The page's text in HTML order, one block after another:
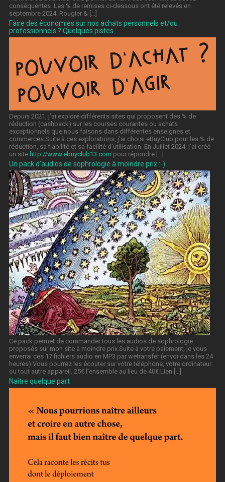
conséquentes. Les % de remises ci-dessous ont été relevés en
septembre 2024. Rougier & […]
Faire des économies sur nos achats personnels et/ou
professionnels ? Quelques pistes…
Depuis 2021, j’ai exploré différents sites qui proposent des % de
réduction (cashback) sur les courses courantes ou achats
exceptionnels que nous faisons dans différentes enseignes et
commerces.Suite à ces explorations, j’ai choisi eBuyClub pour les % de
réduction, sa fiabilité et sa facilité d’utilisation. En Juillet 2024, j’ai créé
un site http://www.ebuyclub13.com pour répondre […]
Un pack d’audios de sophrologie à moindre prix :-)
Ce pack permet de commander tous les audios de sophrologie
proposés sur mon site à moindre prix.Suite à votre paiement, je vous
enverrai ces 17 fichiers audio en MP3 par wetransfer (envoi dans les 24
heures).Vous pourrez les écouter sur votre téléphone, votre ordinateur
ou tout autre appareil. 25€ l’ensemble au lieu de 40€ Lien […]
Naître quelque part